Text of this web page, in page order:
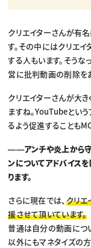
クリエイターさんが有
す。その中にはクリエ
する人もいます。そう
営に批判動画の削除を
クリエイターさんが大
ますね。YouTubeとい
るよう促進することも
――アンチや炎上から守
ンについてアドバイス
ります。
さらに現在では、 クリ
援させて頂いています。
普通は自分の動画につ
以外にもマネタイズの方